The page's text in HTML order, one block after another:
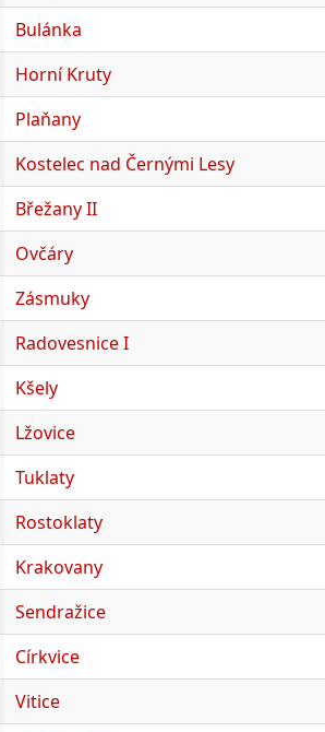
Bulánka
Horní Kruty
Plaňany
Kostelec nad Černými Lesy
Břežany II
Ovčáry
Zásmuky
Radovesnice I
Kšely
Lžovice
Tuklaty
Rostoklaty
Krakovany
Sendražice
Církvice
Vitice